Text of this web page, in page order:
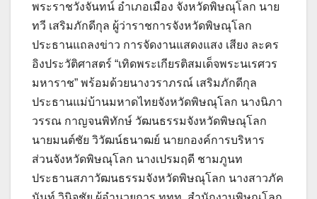
พระราชวังจันทน์ อำเภอเมือง จังหวัดพิษณุโลก นาย
ทวี เสริมภักดีกุล ผู้ว่าราชการจังหวัดพิษณุโลก
ประธานแถลงข่าว การจัดงานแสดงแสง เสียง ละคร
อิงประวัติศาสตร์ “เทิดพระเกียรติสมเด็จพระนเรศวร
มหาราช” พร้อมด้วยนางวราภรณ์ เสริมภักดีกุล
ประธานแม่บ้านมหาดไทยจังหวัดพิษณุโลก นางนิภา
วรรณ กาญจนพิทักษ์ วัฒนธรรมจังหวัดพิษณุโลก
นายมนต์ชัย วิวัฒน์ธนาฒย์ นายกองค์การบริหาร
ส่วนจังหวัดพิษณุโลก นางเปรมฤดี ชามภูนท
ประธานสภาวัฒนธรรมจังหวัดพิษณุโลก นางสาวภัค